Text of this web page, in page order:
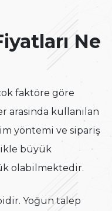
Ne
faktöre göre
kullanılan
yöntemi ve sipariş
büyük
olabilmektedir.
Yoğun talep